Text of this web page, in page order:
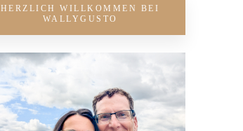
HERZLICH WILLKOMMEN BEI
WALLYGUSTO